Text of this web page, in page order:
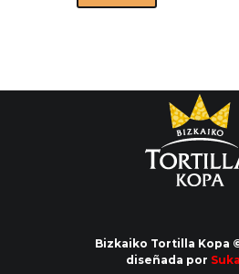
Bizkaiko Tortilla Kopa
diseñada por